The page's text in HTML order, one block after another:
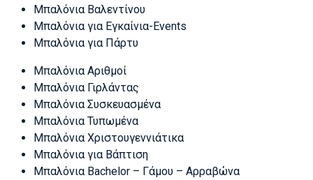
Μπαλόνια Βαλεντίνου
Μπαλόνια για Εγκαίνια-Events
Μπαλόνια για Πάρτυ
Μπαλόνια Αριθμοί
Μπαλόνια Γιρλάντας
Μπαλόνια Συσκευασμένα
Μπαλόνια Τυπωμένα
Μπαλόνια Χριστουγεννιάτικα
Μπαλόνια για Βάπτιση
Μπαλόνια Bachelor – Γάμου – Αρραβώνα